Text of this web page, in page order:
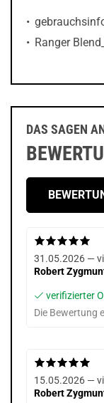
Ranger
DAS SAGEN
31.05.2026 —
Robert
verifizierter
Die Bewertung
15.05.2026 —
Robert